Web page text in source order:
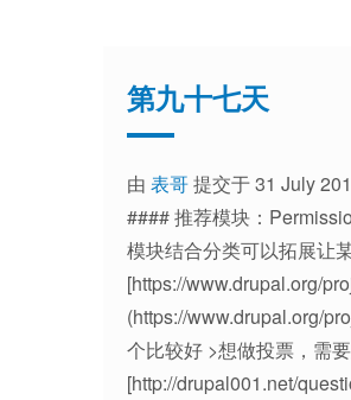
第九十七天
由 表哥提交于 31 July
#### 推荐模块：
模块结合分类可以拓展让
[https://www.drupal.org/
(https://www.drupal.org/
个比较好 >想做投票，需
[http://drupal001.net/